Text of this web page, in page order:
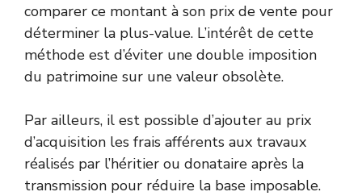
comparer ce montant à son prix de vente pour
déterminer la plus-value. L’intérêt de cette
méthode est d’éviter une double imposition
du patrimoine sur une valeur obsolète.
Par ailleurs, il est possible d’ajouter au prix
d’acquisition les frais afférents aux travaux
réalisés par l’héritier ou donataire après la
transmission pour réduire la base imposable.